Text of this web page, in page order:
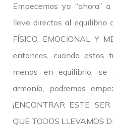
Empecemos ya “ahora”
lleve directos al equilibrio
FÍSICO, EMOCIONAL Y
entonces, cuando estos
menos en equilibrio,
armonía, podremos
¡ENCONTRAR ESTE
QUE TODOS LLEVAMOS